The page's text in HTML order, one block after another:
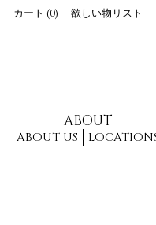
ABOUT
ABOUT US
カート (0) 欲しい物リスト